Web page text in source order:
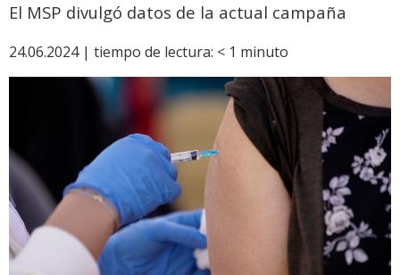
El MSP divulgó datos de la actual campaña
24.06.2024 | tiempo de lectura: < 1 minuto